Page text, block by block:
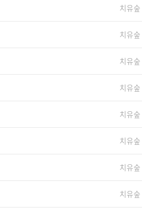
치유숲
치유숲
치유숲
치유숲
치유숲
치유숲
치유숲
치유숲